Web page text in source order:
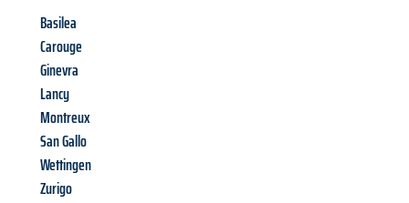
Basilea
Carouge
Ginevra
Lancy
Montreux
San Gallo
Wettingen
Zurigo